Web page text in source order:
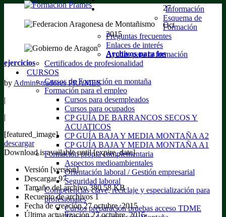
Información
Esquema de
Formación
Preguntas frecuentes
Enlaces de interés
Ayudas para la formación
Certificados de profesionalidad
CURSOS
Cursos de Formación en montaña
Formación para el empleo
Cursos para desempleados
Cursos para ocupados
CP GUÍA DE BARRANCOS SECOS Y
ACUATICOS
CP GUÍA BAJA Y MEDIA MONTAÑA A2
CP GUÍA BAJA Y MEDIA MONTAÑA A1
Formación propia complementaria
Aspectos medioambientales
Orientación laboral / Gestión empresarial
Seguridad laboral
Competencias clave, reciclaje y especialización para
profesionales
Cursos preparación pruebas acceso TDME
27
Oct
2015
Archivos para los
ejercicios
by Administradores PRAMES
|
|
[featured_image]
descargar
Download is available until [expire_date]
Versión [version]
Descargar97
Tamaño del archivo380.58 KB
Recuento de archivos1
Fecha de creación27 octubre, 2015
Última actualización27 octubre, 2015